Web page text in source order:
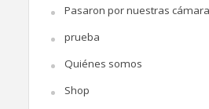
Pasaron por nuestras
prueba
Quiénes somos
Shop